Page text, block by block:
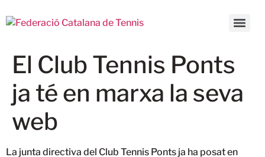
El Club Tennis Ponts
ja té en marxa la seva
web
La junta directiva del Club Tennis Ponts ja ha posat en